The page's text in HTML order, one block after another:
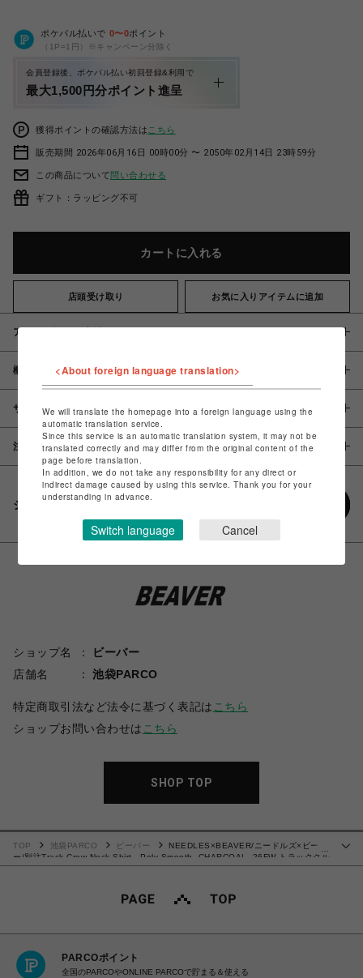
ポケパル払いで 0〜0ポイント
（1P=1円）※キャンペーン分除く
会員登録後、ポケパル払い初回登録&利用で
最大1,500円分ポイント進呈
獲得ポイントの確認方法は こちら
販売期間 2026年06月16日 00時00分 〜 2050年02月14日 23時59分
この商品について問い合わせる
ギフト：ラッピング不可
カートに入れる
店頭受け取り お気に入りアイテムに追加
アイテム説明 / 素材
概要
サイズ
注意事項
シェアする
ショップ名
ビーバー
店舗名
池袋PARCO
特定商取引法など法令に基づく表記は こちら
ショップお問い合わせは こちら
SHOP TOP
TOP 池袋PARCO ビーバー
NEEDLES×BEAVER/ニードルズ×ビーバ
ー/別注Track Crew Neck Shirt - Poly Smooth -CHARCOAL- 26FW トラッククル
ーネックシャツ
PARCOポイント
全国のPARCOやONLINE PARCOで貯まる＆使える
<About foreign language translation>
We will translate the homepage into a foreign language using the
automatic translation service.
Since this service is an automatic translation system, it may not be
translated correctly and may differ from the original content of the
page before translation.
In addition, we do not take any responsibility for any direct or
indirect damage caused by using this service. Thank you for your
understanding in advance.
Switch language Cancel